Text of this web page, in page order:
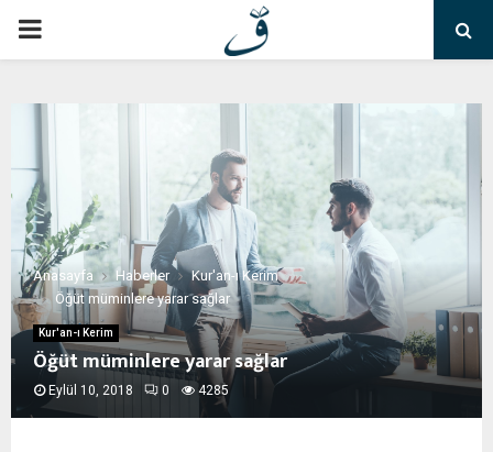
PRIMARY
Anasayfa Haberler
Kur'an-ı Kerim
Öğüt müminlere yarar sağlar
Kur'an-ı Kerim
Öğüt müminlere yarar sağlar
Eylül 10, 2018 0 4285